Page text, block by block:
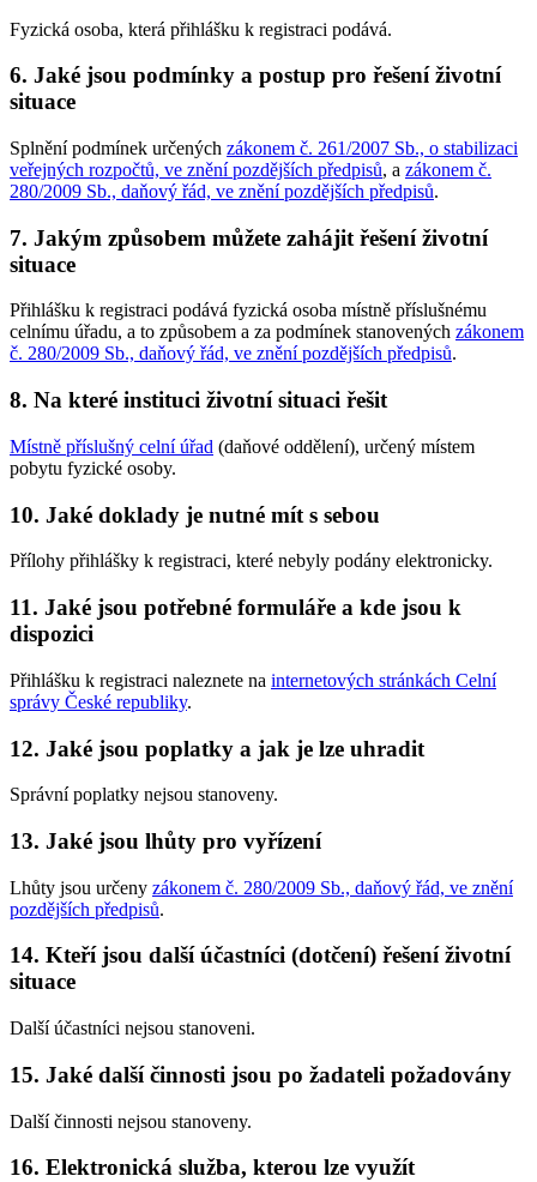
Fyzická osoba, která přihlášku k registraci podává.
6. Jaké jsou podmínky a postup pro řešení životní
situace
Splnění podmínek určených zákonem č. 261/2007 Sb., o stabilizaci
veřejných rozpočtů, ve znění pozdějších předpisů, a zákonem č.
280/2009 Sb., daňový řád, ve znění pozdějších předpisů.
7. Jakým způsobem můžete zahájit řešení životní
situace
Přihlášku k registraci podává fyzická osoba místně příslušnému
celnímu úřadu, a to způsobem a za podmínek stanovených zákonem
č. 280/2009 Sb., daňový řád, ve znění pozdějších předpisů.
8. Na které instituci životní situaci řešit
Místně příslušný celní úřad (daňové oddělení), určený místem
pobytu fyzické osoby.
10. Jaké doklady je nutné mít s sebou
Přílohy přihlášky k registraci, které nebyly podány elektronicky.
11. Jaké jsou potřebné formuláře a kde jsou k
dispozici
Přihlášku k registraci naleznete na internetových stránkách Celní
správy České republiky.
12. Jaké jsou poplatky a jak je lze uhradit
Správní poplatky nejsou stanoveny.
13. Jaké jsou lhůty pro vyřízení
Lhůty jsou určeny zákonem č. 280/2009 Sb., daňový řád, ve znění
pozdějších předpisů.
14. Kteří jsou další účastníci (dotčení) řešení životní
situace
Další účastníci nejsou stanoveni.
15. Jaké další činnosti jsou po žadateli požadovány
Další činnosti nejsou stanoveny.
16. Elektronická služba, kterou lze využít